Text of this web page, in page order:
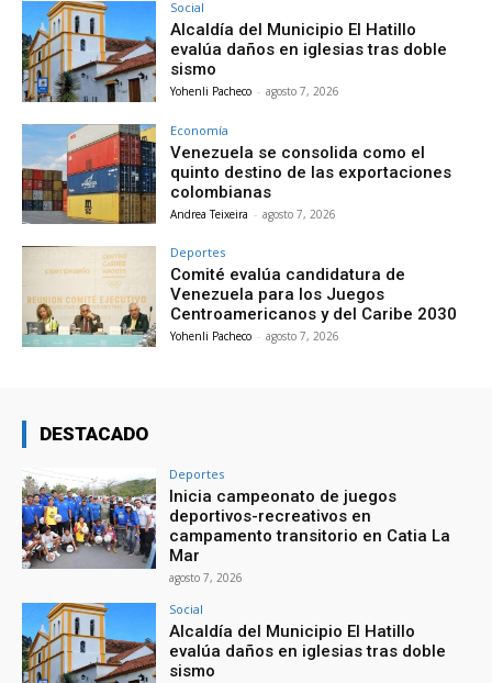
Social
Alcaldía del Municipio El Hatillo
evalúa daños en iglesias tras doble
sismo
Yohenli Pacheco - agosto 7, 2026
Economía
Venezuela se consolida como el
quinto destino de las exportaciones
colombianas
Andrea Teixeira - agosto 7, 2026
Deportes
Comité evalúa candidatura de
Venezuela para los Juegos
Centroamericanos y del Caribe 2030
Yohenli Pacheco - agosto 7, 2026
DESTACADO
Deportes
Inicia campeonato de juegos
deportivos-recreativos en
campamento transitorio en Catia La
Mar
agosto 7, 2026
Social
Alcaldía del Municipio El Hatillo
evalúa daños en iglesias tras doble
sismo